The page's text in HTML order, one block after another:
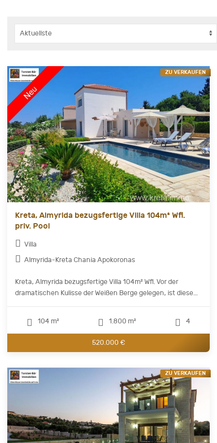
Kreta, Almyrida bezugsfertige Villa 104m² Wfl.
priv. Pool
Villa
Almyrida-Kreta Chania Apokoronas
Kreta, Almyrida bezugsfertige Villa 104m² Wfl. Vor der
dramatischen Kulisse der Weißen Berge gelegen, ist diese...
104 m² 1.800 m² 4
520.000 €
ZU VERKAUFEN
ZU VERKAUFEN